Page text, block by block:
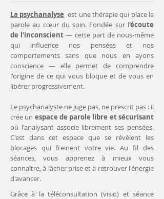
La psychanalyse est une thérapie qui place la
parole au cœur du soin. Fondée sur l'écoute
de l'inconscient— cette part de nous-même
qui influence nos pensées et nos
comportements sans que nous en ayons
conscience — elle permet de comprendre
l'origine de ce qui vous bloque et de vous en
libérer progressivement.
Le psychanalyste ne juge pas, ne prescrit pas : il
crée un espace de parole libre et sécurisant
où l'analysant associe librement ses pensées.
C'est dans cet espace que se révèlent les
blocages qui freinent votre vie. Au fil des
séances, vous apprenez à mieux vous
connaître, à lâcher prise et à retrouver l'énergie
d'avancer.
Grâce à la téléconsultation (visio) et séance